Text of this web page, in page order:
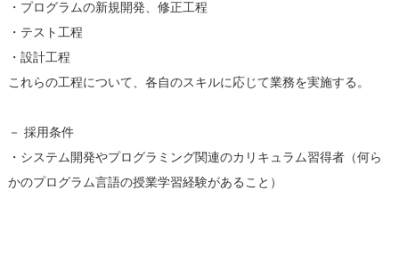
・プログラムの新規開発、修正工程
・テスト工程
・設計工程
これらの工程について、各自のスキルに応じて業務を実施する。
－ 採用条件
・システム開発やプログラミング関連のカリキュラム習得者（何ら
かのプログラム言語の授業学習経験があること）